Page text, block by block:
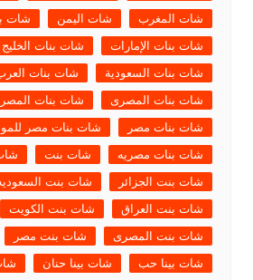
شات المغرب
شات اليمن
شات
شات بنات الإمارات
شات بنات الخليج
شات بنات السعودية
شات بنات
شات بنات المصرى
شات بنات
شات بنات مصر
شات بنات مصر
شات بنات مصريه
شات بنت
شات بنت الجزائر
شات بنت
شات بنت العراق
شات بنت الكويت
شات بنت المصرى
شات بنت مصر
شات بينا حب
شات بينا حنان